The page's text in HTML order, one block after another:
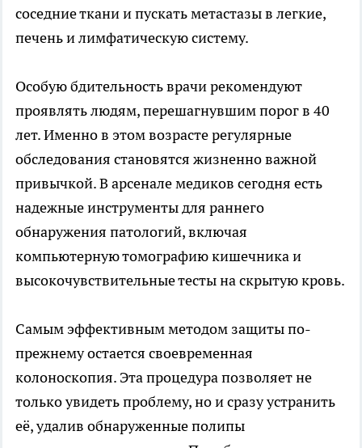
соседние ткани и пускать метастазы в легкие,
печень и лимфатическую систему.
Особую бдительность врачи рекомендуют
проявлять людям, перешагнувшим порог в 40
лет. Именно в этом возрасте регулярные
обследования становятся жизненно важной
привычкой. В арсенале медиков сегодня есть
надежные инструменты для раннего
обнаружения патологий, включая
компьютерную томографию кишечника и
высокочувствительные тесты на скрытую кровь.
Самым эффективным методом защиты по-
прежнему остается своевременная
колоноскопия. Эта процедура позволяет не
только увидеть проблему, но и сразу устранить
её, удалив обнаруженные полипы